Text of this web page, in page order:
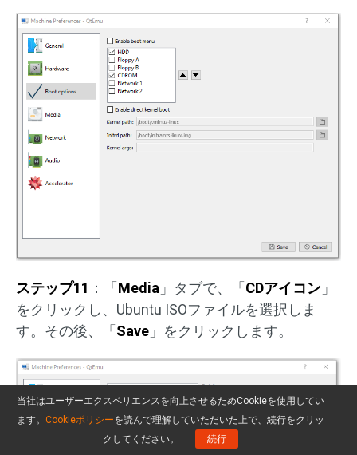
ステップ11 ：「 Media 」タブで、「 CDアイコン 」
をクリックし、Ubuntu ISOファイルを選択しま
す。その後、「 Save 」をクリックします。
当社はユーザーエクスペリエンスを向上させるためCookieを使用してい
ます。 Cookieポリシーを読んで理解していただいた上で、続行をクリッ
クしてください。
続行